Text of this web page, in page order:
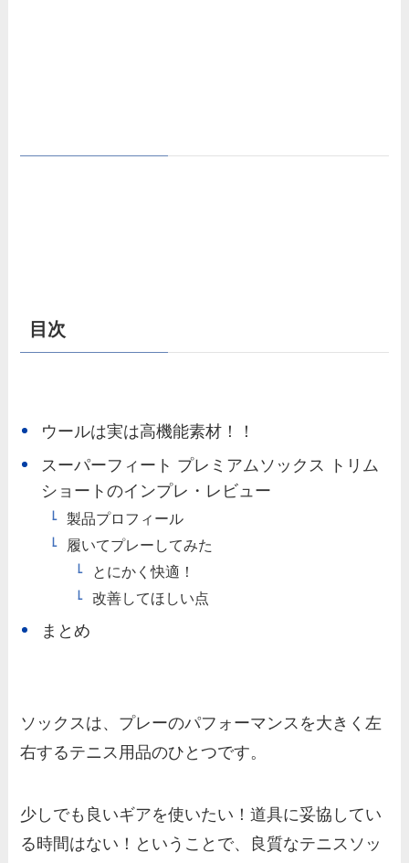
目次
ウールは実は高機能素材！！
スーパーフィート プレミアムソックス トリム
ショートのインプレ・レビュー
製品プロフィール
履いてプレーしてみた
とにかく快適！
改善してほしい点
まとめ
ソックスは、プレーのパフォーマンスを大きく左
右するテニス用品のひとつです。
少しでも良いギアを使いたい！道具に妥協してい
る時間はない！ということで、良質なテニスソッ